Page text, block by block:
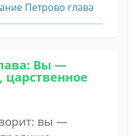
Петрово глава
Вы —
вы —